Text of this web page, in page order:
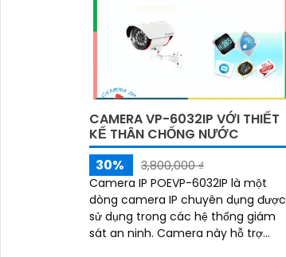
CAMERA VP-6032IP VỚI THIẾT
KẾ THÂN CHỐNG NƯỚC
30%
3,800,000 ₫
Camera IP POEVP-6032IP là một
dòng camera IP chuyên dụng được
sử dụng trong các hệ thống giám
sát an ninh. Camera này hỗ trợ